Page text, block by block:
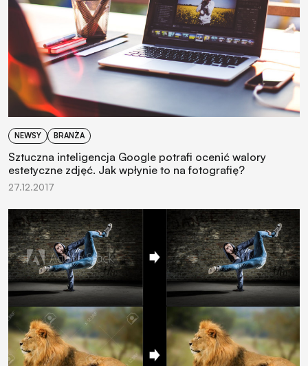
NEWSY BRANŻA
Sztuczna inteligencja Google potrafi ocenić walory
estetyczne zdjęć. Jak wpłynie to na fotografię?
27.12.2017